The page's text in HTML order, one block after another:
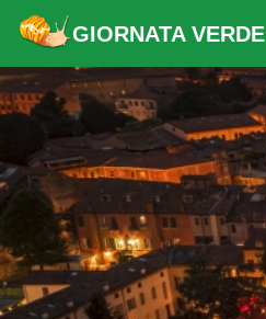
GIORNATA VERDE